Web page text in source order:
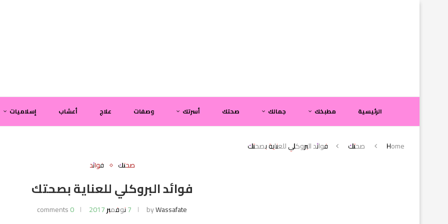
الرئيسية مطبخك جمالك صحتك أسرتك وصفات علاج أعشاب إسلاميات
Home صحتك فوائد البروكلي للعناية بصحتك
صحتك فوائد
فوائد البروكلي للعناية بصحتك
byWassafate 7 نوفمبر 2017 0 comments